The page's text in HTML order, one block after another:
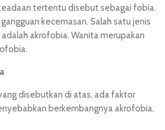
tertentu disebut sebagai fobia.
kecemasan. Salah satu jenis
akrofobia. Wanita merupakan
disebutkan di atas, ada faktor
berkembangnya akrofobia,